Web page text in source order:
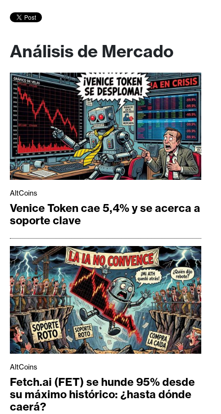
Análisis de Mercado
AltCoins
Venice Token cae 5,4% y se acerca a
soporte clave
AltCoins
Fetch.ai (FET) se hunde 95% desde
su máximo histórico: ¿hasta dónde
caerá?